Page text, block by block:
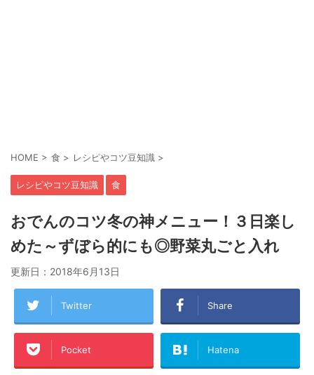
HOME > 食 > レシピやコツ豆知識 >
レシピやコツ豆知識 食
おでんのコツ冬の神メニュー！３日楽し
めた～ずぼら的にも◎野菜丸ごと入れ
更新日： 2018年6月13日
Twitter Share
Pocket Hatena